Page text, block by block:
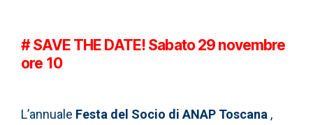
# SAVE THE DATE! Sabato 29 novembre
ore 10
L’annuale Festa del Socio di ANAP Toscana ,